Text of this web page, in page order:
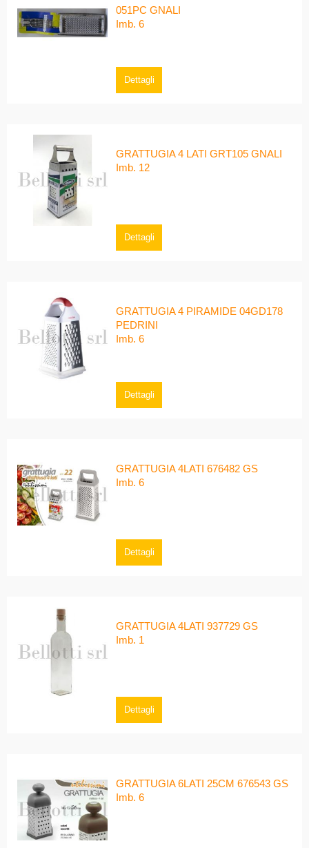
051PC GNALI
Imb. 6
Dettagli
GRATTUGIA 4 LATI GRT105 GNALI
Imb. 12
Dettagli
GRATTUGIA 4 PIRAMIDE 04GD178
PEDRINI
Imb. 6
Dettagli
GRATTUGIA 4LATI 676482 GS
Imb. 6
Dettagli
GRATTUGIA 4LATI 937729 GS
Imb. 1
Dettagli
GRATTUGIA 6LATI 25CM 676543 GS
Imb. 6